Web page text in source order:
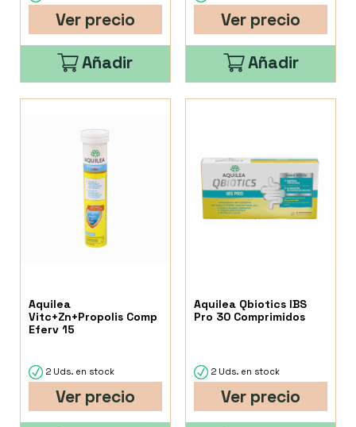
Ver precio
Añadir
Ver precio
Añadir
Aquilea
Vitc+Zn+Propolis Comp
Eferv 15
2 Uds. en stock
Ver precio
Aquilea Qbiotics IBS
Pro 30 Comprimidos
2 Uds. en stock
Ver precio